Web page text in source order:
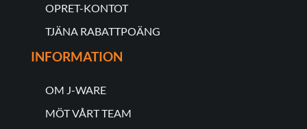
OPRET-KONTOT
TJÄNA RABATTPOÄNG
INFORMATION
OM J-WARE
MÖT VÅRT TEAM